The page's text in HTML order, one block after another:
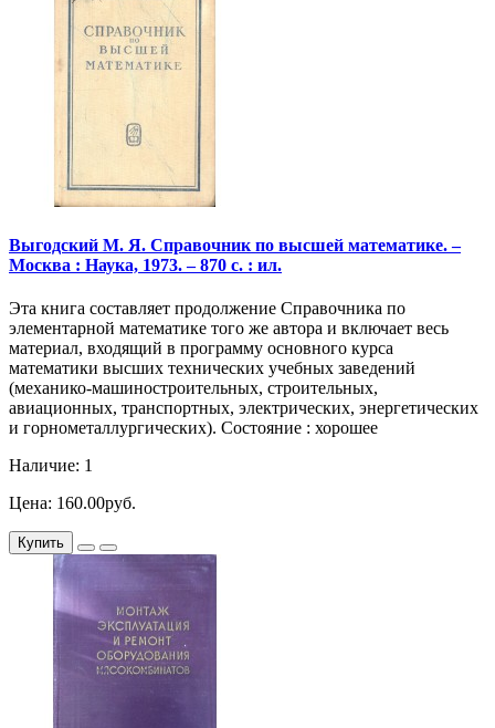
Выгодский М. Я. Справочник по высшей математике. –
Москва : Наука, 1973. – 870 с. : ил.
Эта книга составляет продолжение Справочника по
элементарной математике того же автора и включает весь
материал, входящий в программу основного курса
математики высших технических учебных заведений
(механико-машиностроительных, строительных,
авиационных, транспортных, электрических, энергетических
и горнометаллургических). Состояние : хорошее
Наличие: 1
Цена: 160.00руб.
Купить